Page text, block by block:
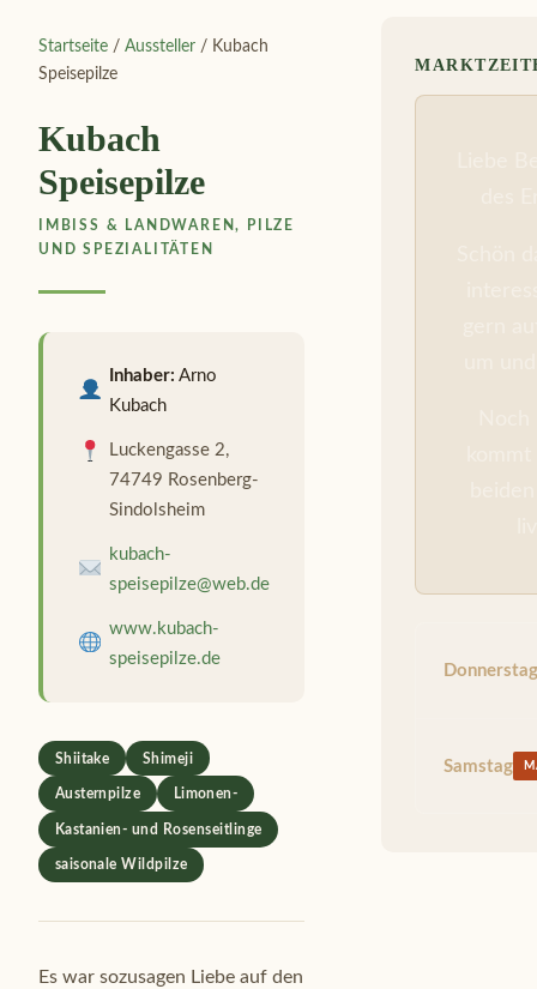
Startseite / Aussteller / Kubach
Speisepilze
Kubach
Speisepilze
IMBISS & LANDWAREN, PILZE
UND SPEZIALITÄTEN
Inhaber: Arno
Kubach
Luckengasse 2,
74749 Rosenberg-
Sindolsheim
kubach-
speisepilze@web.de
www.kubach-
speisepilze.de
Shiitake Shimeji
Austernpilze Limonen-
Kastanien- und Rosenseitlinge
saisonale Wildpilze
Es war sozusagen Liebe auf den
Donnerstag
Samstag